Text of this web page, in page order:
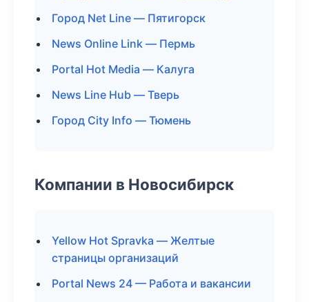
Город Net Line — Пятигорск
News Online Link — Пермь
Portal Hot Media — Калуга
News Line Hub — Тверь
Город City Info — Тюмень
Компании в Новосибирск
Yellow Hot Spravka — Желтые
страницы организаций
Portal News 24 — Работа и вакансии